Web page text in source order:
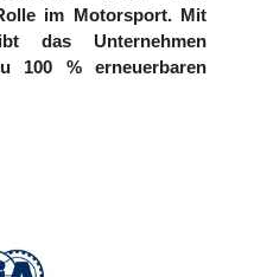
im Motorsport. Mit
das Unternehmen
100 % erneuerbaren